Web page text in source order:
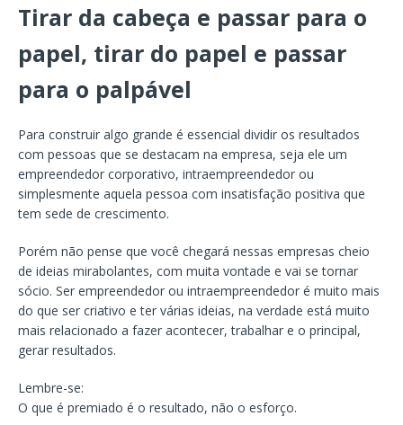
Tirar da cabeça e passar para o
papel, tirar do papel e passar
para o palpável
Para construir algo grande é essencial dividir os resultados
com pessoas que se destacam na empresa, seja ele um
empreendedor corporativo, intraempreendedor ou
simplesmente aquela pessoa com insatisfação positiva que
tem sede de crescimento.
Porém não pense que você chegará nessas empresas cheio
de ideias mirabolantes, com muita vontade e vai se tornar
sócio. Ser empreendedor ou intraempreendedor é muito mais
do que ser criativo e ter várias ideias, na verdade está muito
mais relacionado a fazer acontecer, trabalhar e o principal,
gerar resultados.
Lembre-se:
O que é premiado é o resultado, não o esforço.